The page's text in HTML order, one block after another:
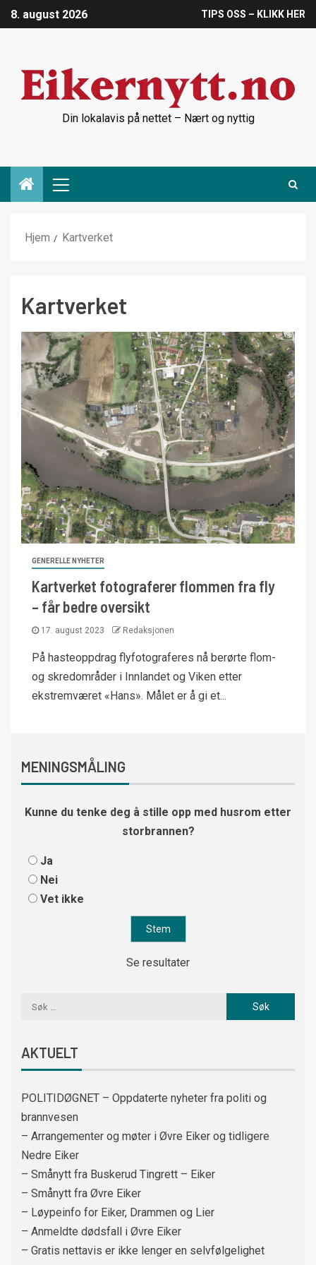
8. august 2026 TIPS OSS – KLIKK HER
Din lokalavis på nettet – Nært og nyttig
Hjem Kartverket
Kartverket
GENERELLE NYHETER
Kartverket fotograferer flommen fra fly
– får bedre oversikt
17. august 2023 Redaksjonen
På hasteoppdrag flyfotograferes nå berørte flom-
og skredområder i Innlandet og Viken etter
ekstremværet «Hans». Målet er å gi et...
MENINGSMÅLING
Kunne du tenke deg å stille opp med husrom etter
storbrannen?
Ja
Nei
Vet ikke
Se resultater
AKTUELT
POLITIDØGNET – Oppdaterte nyheter fra politi og
brannvesen
– Arrangementer og møter i Øvre Eiker og tidligere
Nedre Eiker
– Smånytt fra Buskerud Tingrett – Eiker
– Smånytt fra Øvre Eiker
– Løypeinfo for Eiker, Drammen og Lier
– Anmeldte dødsfall i Øvre Eiker
– Gratis nettavis er ikke lenger en selvfølgelighet